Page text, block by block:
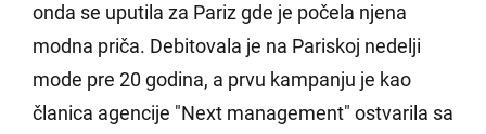
onda se uputila za Pariz gde je počela njena
modna priča. Debitovala je na Pariskoj nedelji
mode pre 20 godina, a prvu kampanju je kao
članica agencije "Next management" ostvarila sa